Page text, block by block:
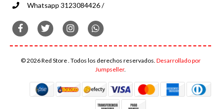
Whatsapp 3123084426 /
© 2026 Red Store . Todos los derechos reservados. Desarrollado por
Jumpseller.